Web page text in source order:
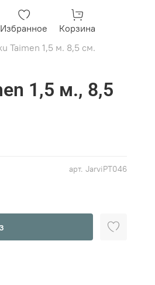
Избранное
Корзина
Taimen 1,5 м. 8,5 см.
арт.JarviPT046
1,5 м., 8,5